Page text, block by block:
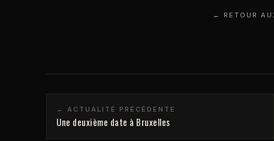
← RETOUR
← ACTUALITÉ PRÉCÉDENTE
Une deuxième date à Bruxelles